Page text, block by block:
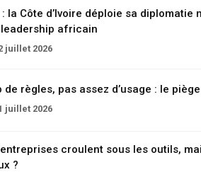
: la Côte d’Ivoire déploie sa
africain
juillet 2026
de règles, pas assez d’usage : le
juillet 2026
croulent sous les outils,
?